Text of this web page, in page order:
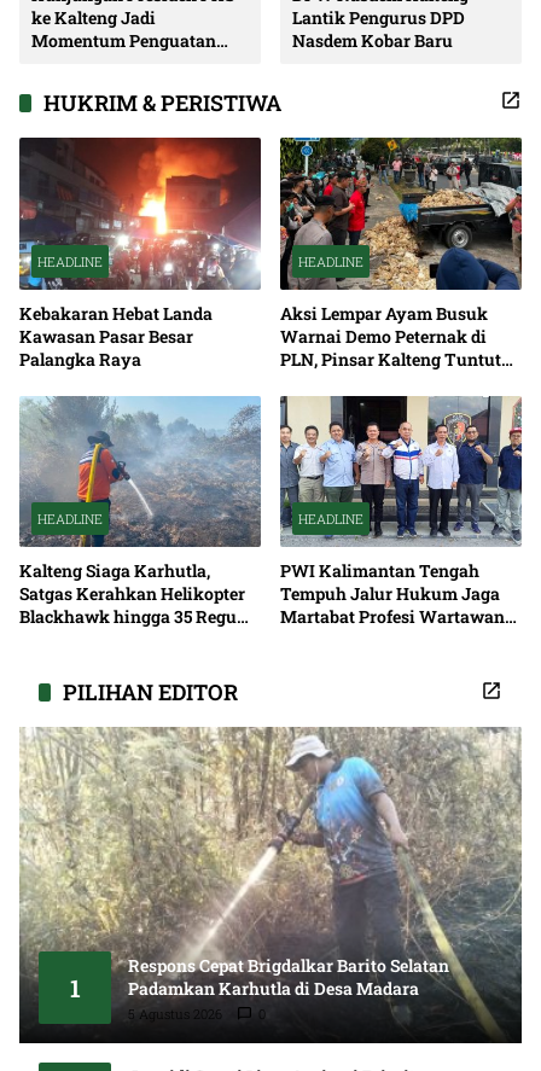
ke Kalteng Jadi
Momentum Penguatan
Lantik Pengurus DPD
Nasdem Kobar Baru
HUKRIM & PERISTIWA
HEADLINE
Kebakaran Hebat Landa
Kawasan Pasar Besar
Palangka Raya
HEADLINE
Aksi Lempar Ayam Busuk
Warnai Demo Peternak di
PLN, Pinsar Kalteng Tuntut
HEADLINE
Kalteng Siaga Karhutla,
Satgas Kerahkan Helikopter
Blackhawk hingga 35 Regu
HEADLINE
PWI Kalimantan Tengah
Tempuh Jalur Hukum Jaga
Martabat Profesi Wartawan
PILIHAN EDITOR
1
Respons Cepat Brigdalkar Barito Selatan
Padamkan Karhutla di Desa Madara
5 Agustus 2026 0